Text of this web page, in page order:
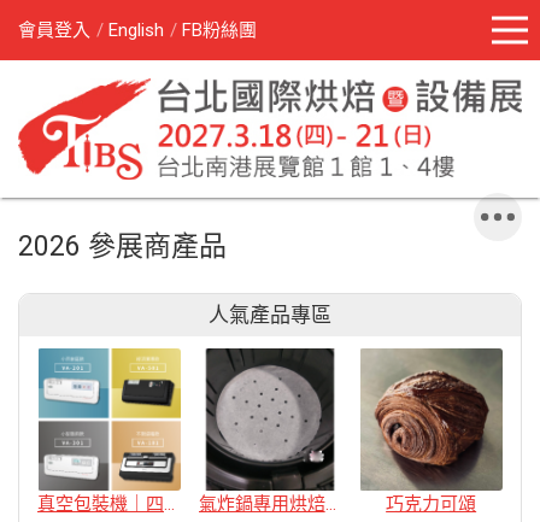
會員登入 English FB粉絲團
2026 參展商產品
人氣產品專區
真空包裝機｜四款 氣炸鍋專用烘焙紙 巧克力可頌